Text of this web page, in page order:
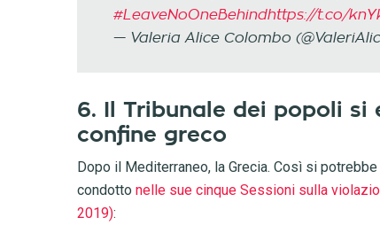
#LeaveNoOneBehindhttps://t.co/
— Valeria Alice Colombo
6. Il Tribunale dei popoli si
confine greco
Dopo il Mediterraneo, la Grecia. Così si
condotto nelle sue cinque Sessioni sulla
2019):